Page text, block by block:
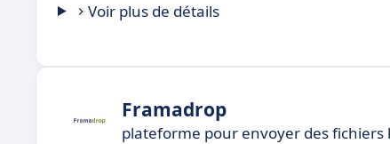
Voir plus de détails
Framadrop
plateforme pour envoyer des fichiers